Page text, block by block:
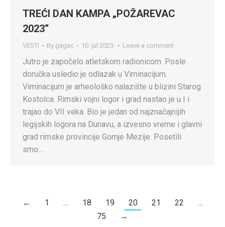
TREĆI DAN KAMPA „POŽAREVAC
2023“
VESTI By gagac 10. jul 2023. Leave a comment
Jutro je započelo atletskom radionicom. Posle
doručka usledio je odlazak u Viminacijum.
Viminacijum je arheološko nalazište u blizini Starog
Kostolca. Rimski vojni logor i grad nastao je u I i
trajao do VII veka. Bio je jedan od najznačajnijih
legijskih logora na Dunavu, a izvesno vreme i glavni
grad rimske provincije Gornje Mezije. Posetili
smo…
← 1 … 18 19 20 21 22
…
75
→